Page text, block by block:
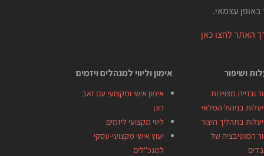
עצמאי.
האתר לחצו כאן
ושיפור
ובניית מצויינות
בניהול המלאי
בתהליך היצור
המוטיבציה של
אימון וליווי למנהלים ויזמים
אימון אישי ומקצועי עם זאב
רונן
ליווי מקצועי ליזמים
יעוץ אישי מקצועי-עסקי
למנכ"לים